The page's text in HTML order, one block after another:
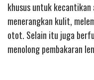
khusus untuk
menerangkan kulit,
otot. Selain itu juga
menolong pembakaran